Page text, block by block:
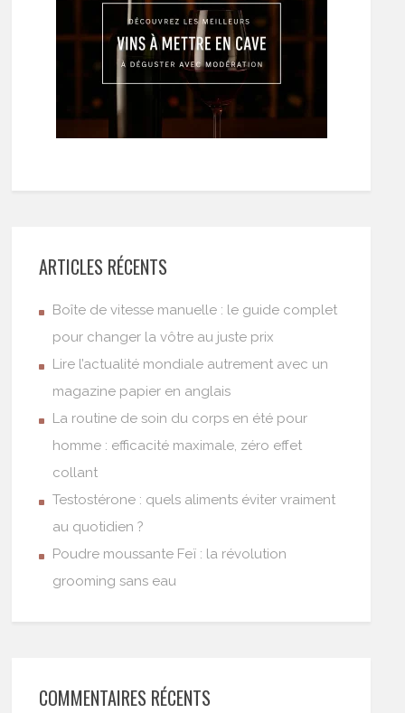
ARTICLES RÉCENTS
Boîte de vitesse manuelle : le guide complet
pour changer la vôtre au juste prix
Lire l’actualité mondiale autrement avec un
magazine papier en anglais
La routine de soin du corps en été pour
homme : efficacité maximale, zéro effet
collant
Testostérone : quels aliments éviter vraiment
au quotidien ?
Poudre moussante Feï : la révolution
grooming sans eau
COMMENTAIRES RÉCENTS